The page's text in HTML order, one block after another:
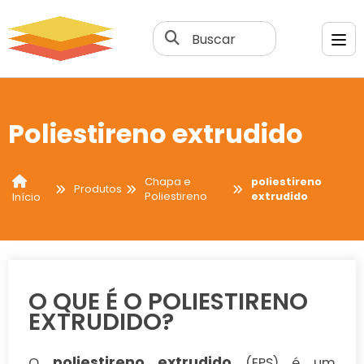
Buscar
Poliestireno extrudido
Início
Produtos
Chapa e
Poliestireno
poliestireno
extrudido
O QUE É O POLIESTIRENO
EXTRUDIDO?